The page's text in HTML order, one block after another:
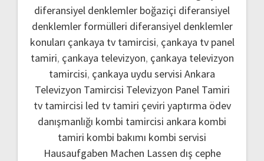
diferansiyel denklemler boğaziçi diferansiyel
denklemler formülleri diferansiyel denklemler
konuları çankaya tv tamircisi, çankaya tv panel
tamiri, çankaya televizyon, çankaya televizyon
tamircisi, çankaya uydu servisi Ankara
Televizyon Tamircisi Televizyon Panel Tamiri
tv tamircisi led tv tamiri çeviri yaptırma ödev
danışmanlığı kombi tamircisi ankara kombi
tamiri kombi bakımı kombi servisi
Hausaufgaben Machen Lassen dış cephe